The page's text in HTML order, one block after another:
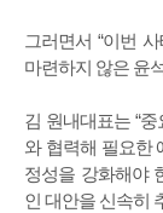
그러면서 “이번
마련하지 않은 윤
김 원내대표는 “
와 협력해 필요한
정성을 강화해야
인 대안을 신속히